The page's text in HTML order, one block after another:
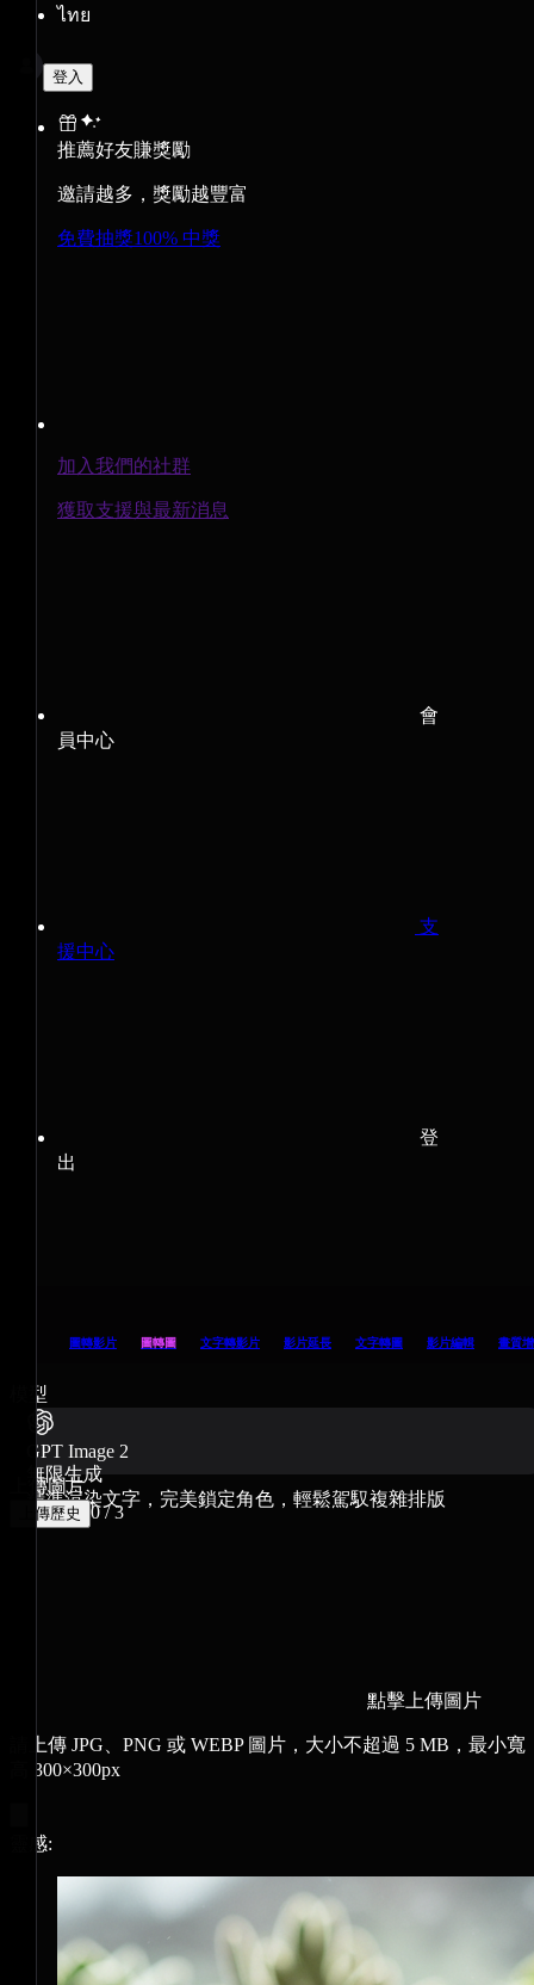
ไทย
登入
推薦好友賺獎勵
邀請越多，獎勵越豐富
免費抽獎100% 中獎
加入我們的社群
獲取支援與最新消息
會
員中心
支
援中心
登
出
圖轉影片 圖轉圖 文字轉影片 影片延長 文字轉圖 影片編輯 畫質
模型
GPT Image 2
無限生成
精準渲染文字，完美鎖定角色，輕鬆駕馭複雜排版
上傳圖片
上傳歷史 0 / 3
點擊上傳圖片
請上傳 JPG、PNG 或 WEBP 圖片，大小不超過 5 MB，最小寬
高 300×300px
靈感: